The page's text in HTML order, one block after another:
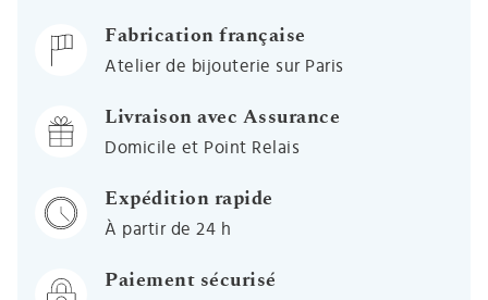
Fabrication française
Atelier de bijouterie sur Paris
Livraison avec Assurance
Domicile et Point Relais
Expédition rapide
À partir de 24 h
Paiement sécurisé